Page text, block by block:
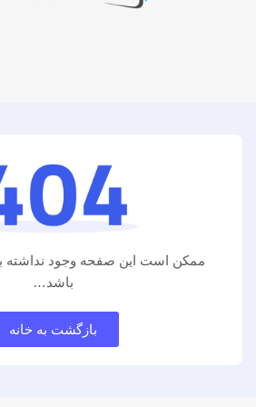
ممکن است این صفحه وجود نداشته
باشد…
بازگشت به خانه